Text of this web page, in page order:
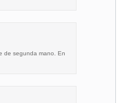
de segunda mano. En